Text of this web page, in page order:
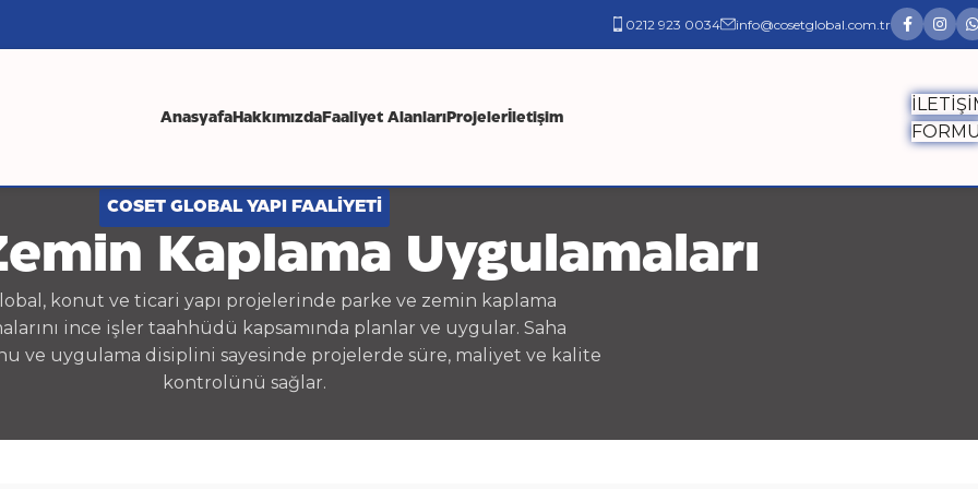
0212 923 0034 info@cosetglobal.com.tr
AnasyafaHakkımızdaFaaliyet AlanlarıProjelerİletişim
COSET GLOBAL YAPI FAALİYETİ
Kaplama Uygulamaları
konut ve ticari yapı projelerinde parke ve zemin kaplama
ince işler taahhüdü kapsamında planlar ve uygular. Saha
ve uygulama disiplini sayesinde projelerde süre, maliyet ve kalite
kontrolünü sağlar.